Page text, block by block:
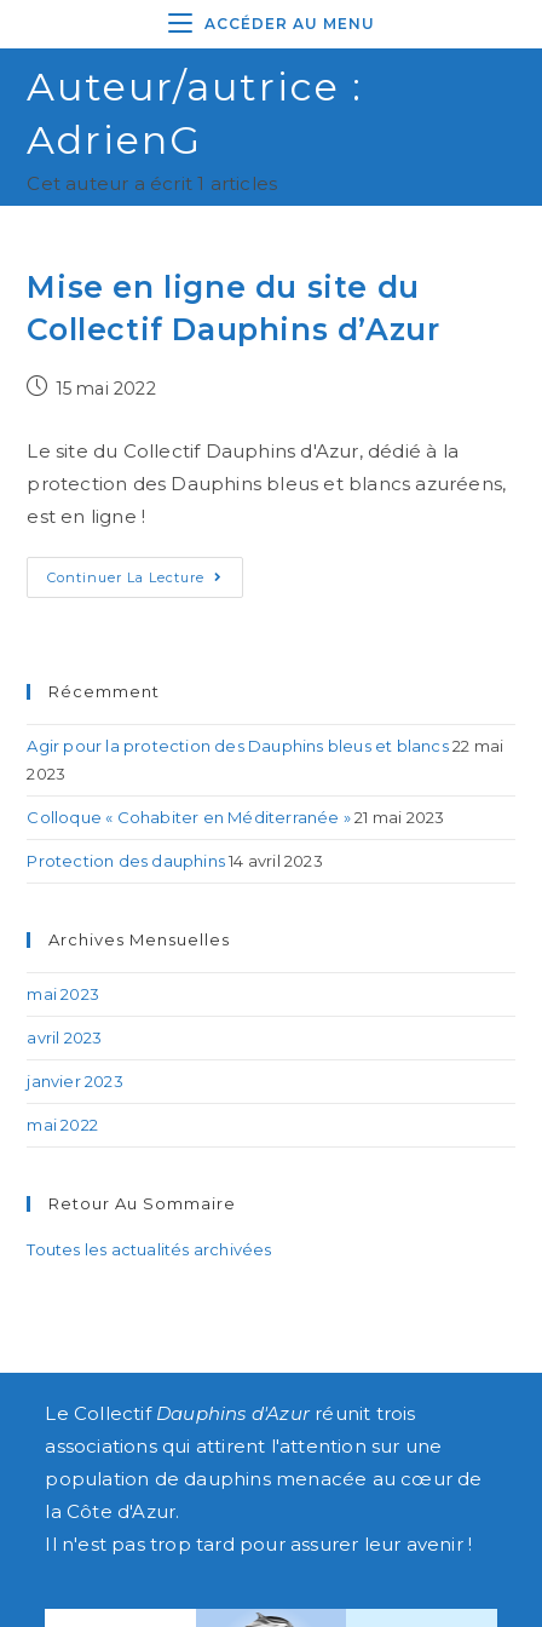
ACCÉDER AU MENU
Auteur/autrice :
AdrienG
Cet auteur a écrit 1 articles
Mise en ligne du site du
Collectif Dauphins d’Azur
15 mai 2022
Le site du Collectif Dauphins d'Azur, dédié à la
protection des Dauphins bleus et blancs azuréens,
est en ligne !
Continuer La Lecture
Récemment
Agir pour la protection des Dauphins bleus et blancs 22 mai
2023
Colloque « Cohabiter en Méditerranée » 21 mai 2023
Protection des dauphins 14 avril 2023
Archives Mensuelles
mai 2023
avril 2023
janvier 2023
mai 2022
Retour Au Sommaire
Toutes les actualités archivées
Le Collectif Dauphins d'Azurréunit trois
associations qui attirent l'attention sur une
population de dauphins menacée au cœur de
la Côte d'Azur.
Il n'est pas trop tard pour assurer leur avenir !